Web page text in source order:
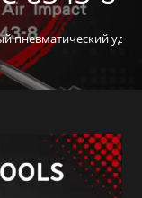
пневматический